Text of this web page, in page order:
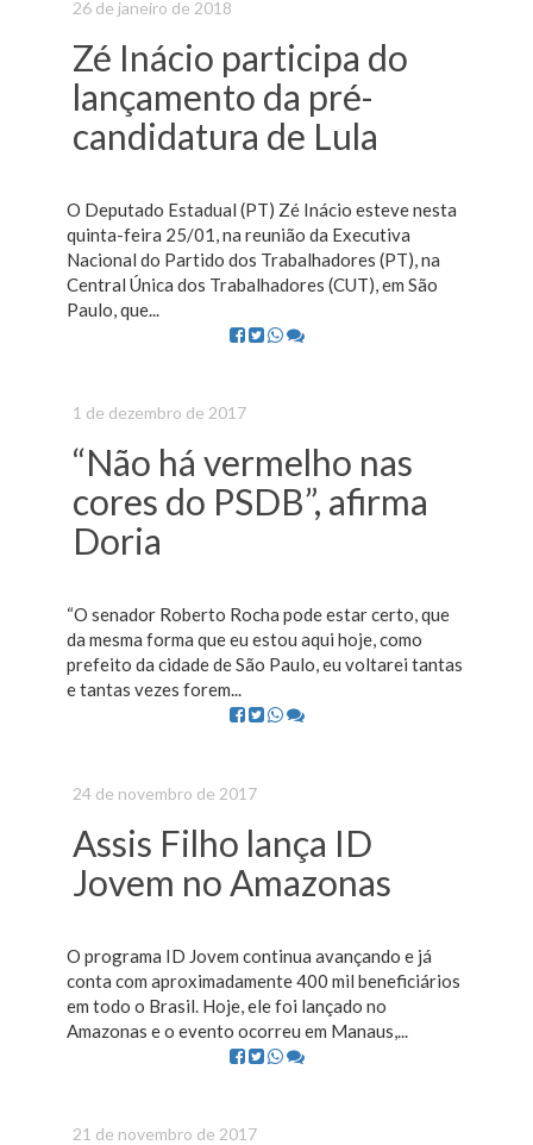
26 de janeiro de 2018
Zé Inácio participa do
lançamento da pré-
candidatura de Lula
O Deputado Estadual (PT) Zé Inácio esteve nesta
quinta-feira 25/01, na reunião da Executiva
Nacional do Partido dos Trabalhadores (PT), na
Central Única dos Trabalhadores (CUT), em São
Paulo, que...
1 de dezembro de 2017
“Não há vermelho nas
cores do PSDB”, afirma
Doria
“O senador Roberto Rocha pode estar certo, que
da mesma forma que eu estou aqui hoje, como
prefeito da cidade de São Paulo, eu voltarei tantas
e tantas vezes forem...
24 de novembro de 2017
Assis Filho lança ID
Jovem no Amazonas
O programa ID Jovem continua avançando e já
conta com aproximadamente 400 mil beneficiários
em todo o Brasil. Hoje, ele foi lançado no
Amazonas e o evento ocorreu em Manaus,...
21 de novembro de 2017